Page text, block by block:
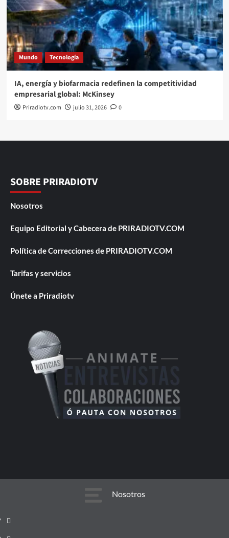
Mundo Tecnología
IA, energía y biofarmacia redefinen la competitividad
empresarial global: McKinsey
Priradiotv.com julio 31, 2026 0
SOBRE PRIRADIOTV
Nosotros
Equipo Editorial y Cabecera de PRIRADIOTV.COM
Política de Correcciones de PRIRADIOTV.COM
Tarifas y servicios
Únete a Priradiotv
Nosotros
Nosotros